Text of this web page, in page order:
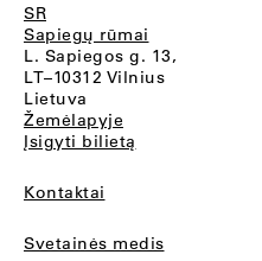
SR
Sapiegų rūmai
L. Sapiegos g. 13,
LT–10312 Vilnius
Lietuva
Žemėlapyje
Įsigyti bilietą
Kontaktai
Svetainės medis